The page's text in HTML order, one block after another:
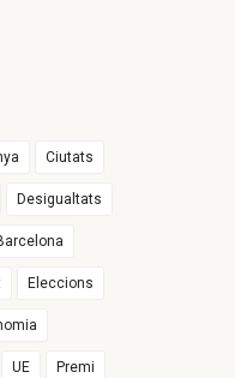
Ciutats
Desigualtats
Eleccions
UE Premi